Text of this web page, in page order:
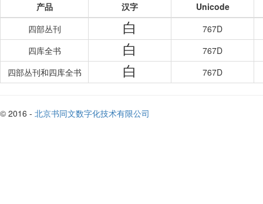
产品 汉字
Unicode
四部丛刊
白
767D
四库全书
白
767D
四部丛刊和四库全书
白 767D
© 2016 - 北京书同文数字化技术有限公司